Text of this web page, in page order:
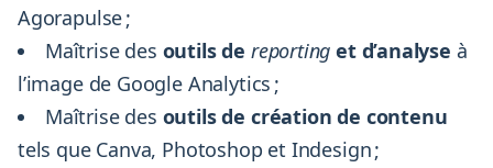
Agorapulse ;
Maîtrise des outils de reporting et d’analyse à
l’image de Google Analytics ;
Maîtrise des outils de création de contenu
tels que Canva, Photoshop et Indesign ;